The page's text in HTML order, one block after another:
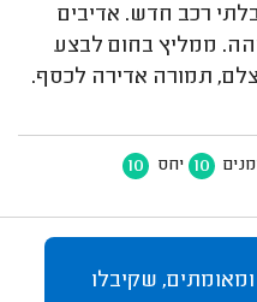
רכב חדש. אדיבים
ממליץ בחום לבצע
תמורה אדירה לכסף.
10 יחס 10
שקיבלו